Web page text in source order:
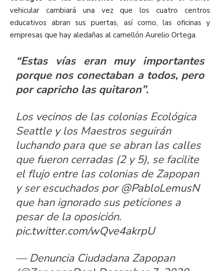
vehicular cambiará una vez que los cuatro centros
educativos abran sus puertas, así como, las oficinas y
empresas que hay aledañas al camellón Aurelio Ortega.
“Estas vías eran muy importantes
porque nos conectaban a todos, pero
por capricho las quitaron”.
Los vecinos de las colonias Ecológica
Seattle y los Maestros seguirán
luchando para que se abran las calles
que fueron cerradas (2 y 5), se facilite
el flujo entre las colonias de Zapopan
y ser escuchados por@PabloLemusN
que han ignorado sus peticiones a
pesar de la oposición.
pic.twitter.com/wQve4akrpU
— Denuncia Ciudadana Zapopan